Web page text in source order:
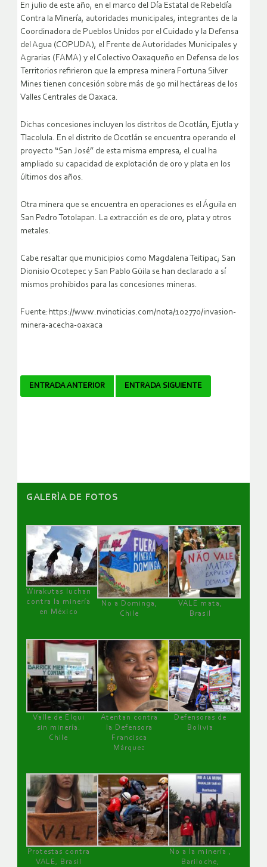
En julio de este año, en el marco del Día Estatal de Rebeldía
Contra la Minería, autoridades municipales, integrantes de la
Coordinadora de Pueblos Unidos por el Cuidado y la Defensa
del Agua (COPUDA), el Frente de Autoridades Municipales y
Agrarias (FAMA) y el Colectivo Oaxaqueño en Defensa de los
Territorios refirieron que la empresa minera Fortuna Silver
Mines tienen concesión sobre más de 90 mil hectáreas de los
Valles Centrales de Oaxaca.
Dichas concesiones incluyen los distritos de Ocotlán, Ejutla y
Tlacolula. En el distrito de Ocotlán se encuentra operando el
proyecto “San José” de esta misma empresa, el cual ha
ampliado su capacidad de explotación de oro y plata en los
últimos dos años.
Otra minera que se encuentra en operaciones es el Águila en
San Pedro Totolapan. La extracción es de oro, plata y otros
metales.
Cabe resaltar que municipios como Magdalena Teitipac; San
Dionisio Ocotepec y San Pablo Güila se han declarado a sí
mismos prohibidos para las concesiones mineras.
Fuente:https://www.nvinoticias.com/nota/102770/invasion-
minera-acecha-oaxaca
Navegador
ENTRADA ANTERIOR ENTRADA SIGUIENTE
GALERÌA DE FOTOS
Wirakutas luchan
contra la minería
en México
No a Dominga,
Chile
VALE mata,
Brasil
Valle de Elqui
sin minería.
Chile
Atentan contra
la Defensora
Francisca
Márquez
Defensoras de
Bolivia
Protestas contra
VALE, Brasil
No a la minería ,
Bariloche,